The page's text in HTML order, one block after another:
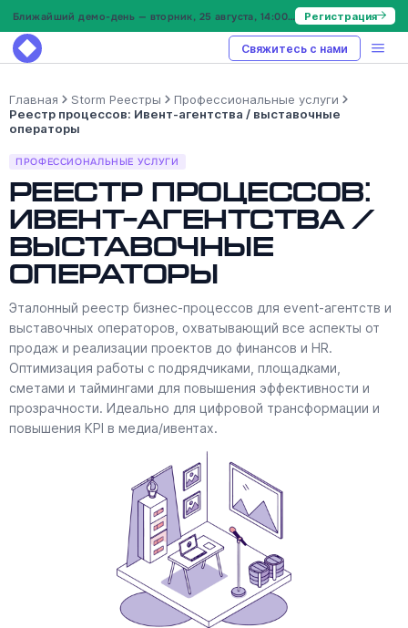
Ближайший демо-день — вторник, 25 августа, 14:00 МСК Регистрация
Свяжитесь с нами
Главная Storm Реестры
Профессиональные услуги
Реестр процессов: Ивент-агентства / выставочные
операторы
ПРОФЕССИОНАЛЬНЫЕ УСЛУГИ
Реестр процессов:
Ивент-агентства /
выставочные
операторы
Эталонный реестр бизнес-процессов для event-агентств и
выставочных операторов, охватывающий все аспекты от
продаж и реализации проектов до финансов и HR.
Оптимизация работы с подрядчиками, площадками,
сметами и таймингами для повышения эффективности и
прозрачности. Идеально для цифровой трансформации и
повышения KPI в медиа/ивентах.